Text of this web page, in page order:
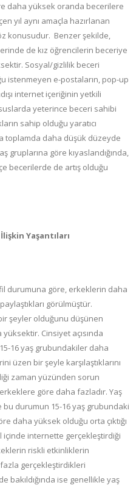
daha yüksek oranda becerilere
yıl aynı amaçla hazırlanan
konusudur. Benzer şekilde,
de kız öğrencilerin beceriye
Sosyal/gizlilik beceri
istenmeyen e-postaların, pop-up
internet içeriğinin yetkili
yeterince beceri sahibi
sahip olduğu yaratıcı
toplamda daha düşük düzeyde
gruplarına göre kıyaslandığında,
becerilerde de artış olduğu
Yaşantıları
durumuna göre, erkeklerin daha
görülmüştür.
şeyler olduğunu düşünen
Cinsiyet açısında
16 yaş grubundakiler daha
üzen bir şeyle karşılaştıklarını
zaman yüzünden sorun
erkeklere göre daha fazladır. Yaş
bu durumun 15-16 yaş grubundaki
daha yüksek olduğu orta çıktığı
içinde internette gerçekleştirdiği
riskli etkinliklerin
gerçekleştirdikleri
bakıldığında ise genellikle yaş